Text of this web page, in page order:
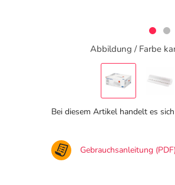
Abbildung / Farbe
Bei diesem Artikel handelt es
Gebrauchsanleitung (PDF)